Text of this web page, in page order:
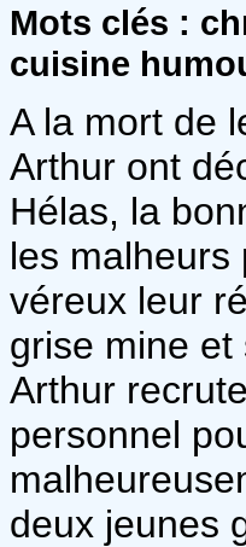
Mots clés :
cuisine
A la mort de
Arthur ont
Hélas, la
les malheurs
véreux leur
grise mine
Arthur
personnel
deux jeunes